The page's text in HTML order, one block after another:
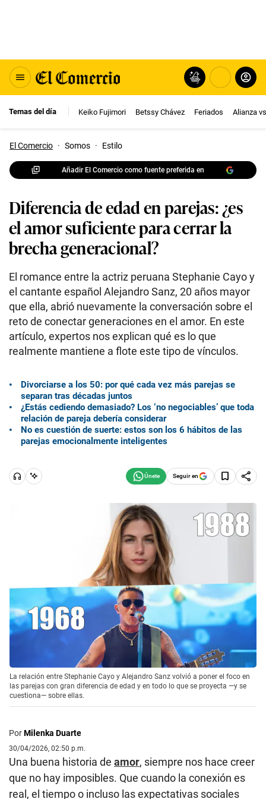
Temas del día Keiko Fujimori Betssy Chávez Feriados Alianza
El Comercio · Somos · Estilo
Añadir El Comercio como fuente preferida en
Diferencia de edad en parejas: ¿es
el amor suficiente para cerrar la
brecha generacional?
El romance entre la actriz peruana Stephanie Cayo y
el cantante español Alejandro Sanz, 20 años mayor
que ella, abrió nuevamente la conversación sobre el
reto de conectar generaciones en el amor. En este
artículo, expertos nos explican qué es lo que
realmente mantiene a flote este tipo de vínculos.
Divorciarse a los 50: por qué cada vez más parejas se
separan tras décadas juntos
¿Estás cediendo demasiado? Los ‘no negociables’ que toda
relación de pareja debería considerar
No es cuestión de suerte: estos son los 6 hábitos de las
parejas emocionalmente inteligentes
Seguir en
La relación entre Stephanie Cayo y Alejandro Sanz volvió a poner el foco en
las parejas con gran diferencia de edad y en todo lo que se proyecta —y se
cuestiona— sobre ellas.
PorMilenka Duarte
30/04/2026, 02:50 p.m.
Una buena historia de amor, siempre nos hace creer
que no hay imposibles. Que cuando la conexión es
real, el tiempo o incluso las expectativas sociales